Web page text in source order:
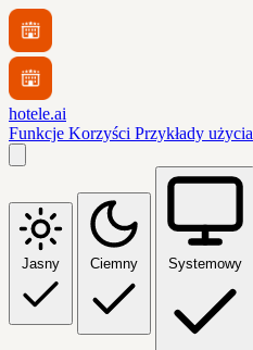
hotele.ai
Funkcje Korzyści Przykłady użycia
Jasny Ciemny Systemowy